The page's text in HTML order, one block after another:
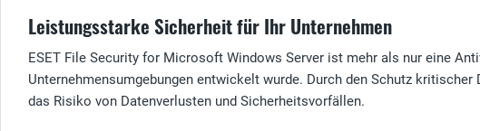
Leistungsstarke Sicherheit für Ihr Unternehmen
ESET File Security for Microsoft Windows Server ist mehr als nur eine
Unternehmensumgebungen entwickelt wurde. Durch den Schutz
das Risiko von Datenverlusten und Sicherheitsvorfällen.